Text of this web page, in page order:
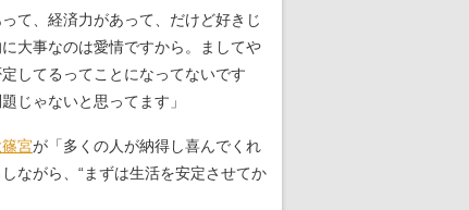
て、経済力があって、だけど好きじ
大事なのは愛情ですから。ましてや
してるってことになってないです
じゃないと思ってます」
宮が「多くの人が納得し喜んでくれ
ながら、“まずは生活を安定させてか